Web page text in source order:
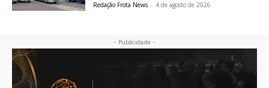
Redação Frota News - 4 de agosto de 2026
- Publicidade -